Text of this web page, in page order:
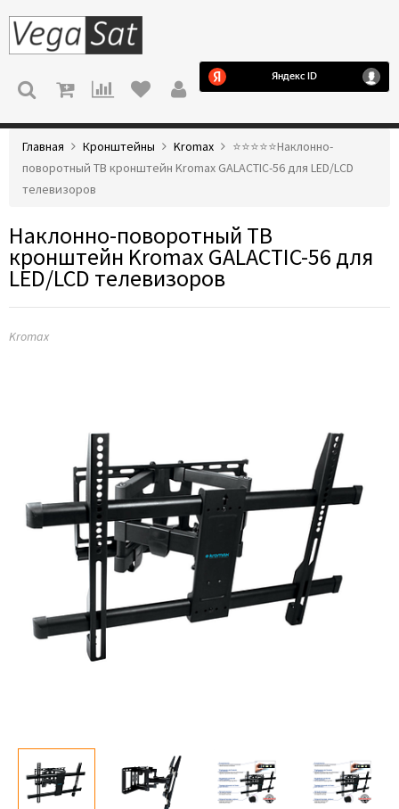
МЕНЮ
Главная Кронштейны Kromax
⭐️⭐️⭐️⭐️⭐️Наклонно-
поворотный ТВ кронштейн Kromax GALACTIC-56 для LED/LCD
телевизоров
Наклонно-поворотный ТВ
кронштейн Kromax GALACTIC-56 для
LED/LCD телевизоров
Kromax